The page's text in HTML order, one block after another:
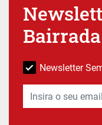
Bairrada
Newsletter